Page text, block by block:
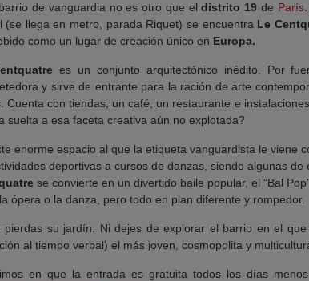
de vanguardia no es otro que eldistrito 19 de París.
(se llega en metro, parada Riquet) se encuentra Le
como un lugar de creación único en Europa.
es un conjunto arquitectónico inédito. Por
y sirve de entrante para la ración de arte
Cuenta con tiendas, un café, un restaurante e
suelta a esa faceta creativa aún no explotada?
enorme espacio al que la etiqueta vanguardista le viene
deportivas a cursos de danzas, siendo algunas de
se convierte en un divertido baile popular, el “Bal
ópera o la danza, pero todo en plan diferente y rompedor.
pierdas su jardín. Ni dejes de explorar el barrio en el
al tiempo verbal) el más joven, cosmopolita y
en que la entrada es gratuita todos los días